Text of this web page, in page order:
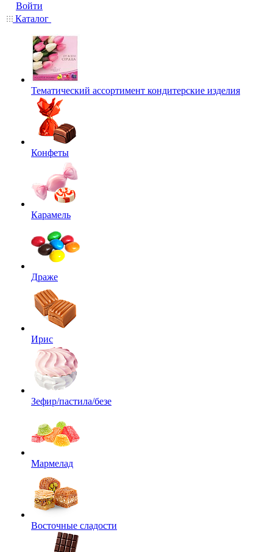
Войти
Каталог
Тематический ассортимент кондитерские изделия
Конфеты
Карамель
Драже
Ирис
Зефир/пастила/безе
Мармелад
Восточные сладости